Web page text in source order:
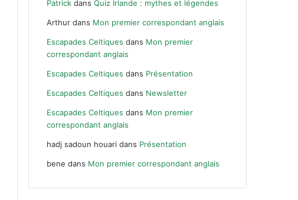
Patrick dansQuiz Irlande : mythes et légendes
Arthur dans Mon premier correspondant anglais
Escapades Celtiques dans Mon premier
correspondant anglais
Escapades Celtiques dans Présentation
Escapades Celtiques dans Newsletter
Escapades Celtiques dans Mon premier
correspondant anglais
hadj sadoun houari dans Présentation
bene dans Mon premier correspondant anglais